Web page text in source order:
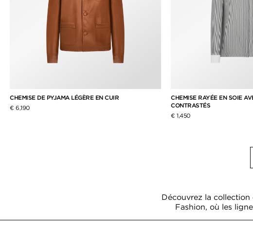
CHEMISE DE PYJAMA LÉGÈRE EN CUIR
€ 6,190
CHEMISE RAYÉE EN SOIE
CONTRASTÉS
€ 1,450
Découvrez la
Fashion, où les